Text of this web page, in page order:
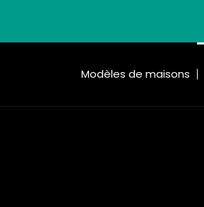
Modèles de maisons